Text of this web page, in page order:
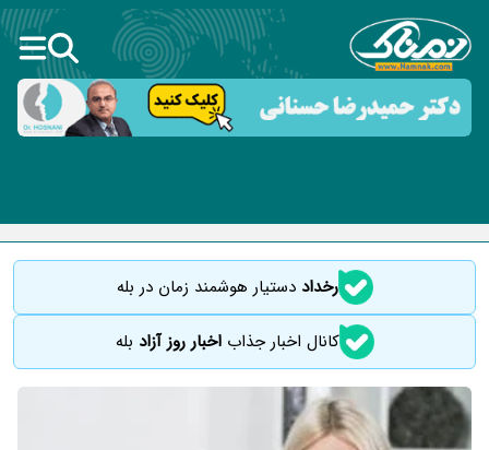
رخداددستیار هوشمند زمان در بله
کانال اخبار جذاباخبار روز آزاد بله